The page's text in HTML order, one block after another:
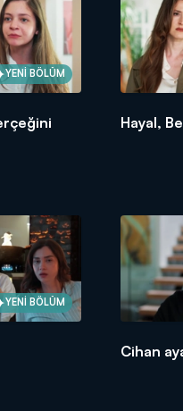
YENİ BÖLÜM
Hayal,
YENİ BÖLÜM
Cihan